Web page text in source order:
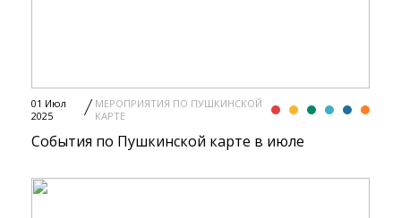
01 Июл
2025
МЕРОПРИЯТИЯ ПО ПУШКИНСКОЙ
КАРТЕ
События по Пушкинской карте в июле